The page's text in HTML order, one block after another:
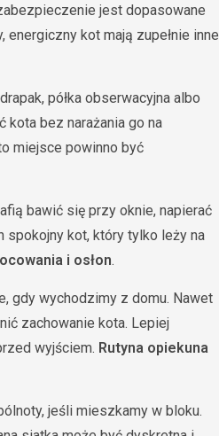
jest dopasowane
energiczny kot mają zupełnie inne
półka obserwacyjna albo
bez narażania go na
miejsce powinno być
bawić się przy oknie, napierać
spokojny kot, który tylko leży na
i osłon.
gdy wychodzimy z domu. Nawet
zachowanie kota. Lepiej
wyjściem. Rutyna opiekuna
jeśli mieszkamy w bloku.